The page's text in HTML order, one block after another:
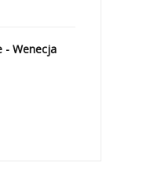
- Wenecja